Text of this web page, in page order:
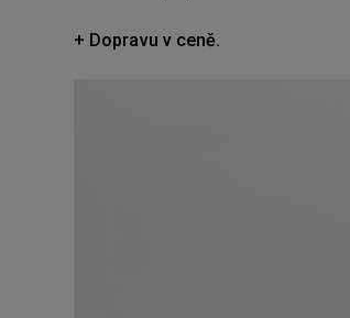
+ Dopravu v ceně.